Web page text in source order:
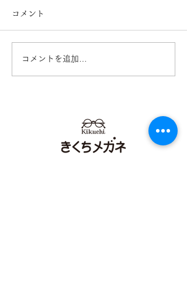
イオンタウン田崎店 営業
コメント
コメントを追加…